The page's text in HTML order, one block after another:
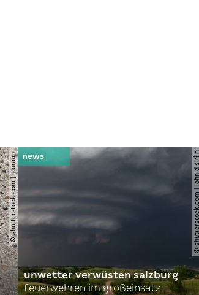
© shutterstock.com | lauraapl ©
unwetter verwüsten salzburg
feuerwehren im großeinsatz